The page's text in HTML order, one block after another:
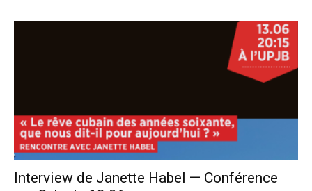
Interview de Janette Habel — Conférence